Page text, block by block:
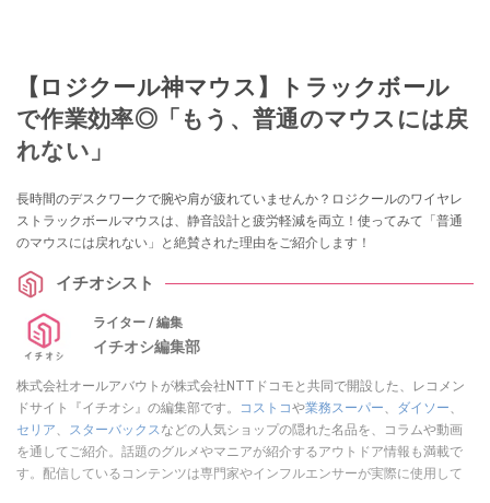
【ロジクール神マウス】トラックボール
で作業効率◎「もう、普通のマウスには戻
れない」
長時間のデスクワークで腕や肩が疲れていませんか？ロジクールのワイヤレ
ストラックボールマウスは、静音設計と疲労軽減を両立！使ってみて「普通
のマウスには戻れない」と絶賛された理由をご紹介します！
イチオシスト
ライター / 編集
イチオシ編集部
株式会社オールアバウトが株式会社NTTドコモと共同で開設した、レコメン
ドサイト『イチオシ』の編集部です。
コストコや業務スーパー、 ダイソー、
セリア、 スターバックスなどの人気ショップの隠れた名品を、コラムや動画
を通してご紹介。話題のグルメやマニアが紹介するアウトドア情報も満載で
す。配信しているコンテンツは専門家やインフルエンサーが実際に使用して